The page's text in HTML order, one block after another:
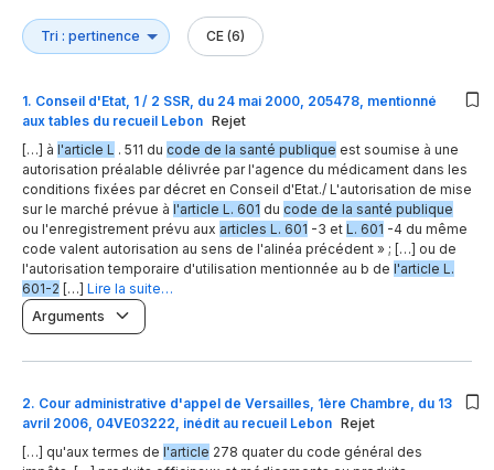
CE (6)
1. Conseil d'Etat, 1 / 2 SSR, du 24 mai 2000, 205478, mentionné
aux tables du recueil Lebon Rejet
[…] à l'article L . 511 du code de la santé publique est soumise à une
autorisation préalable délivrée par l'agence du médicament dans les
conditions fixées par décret en Conseil d'Etat./ L'autorisation de mise
sur le marché prévue à l'article L. 601 du code de la santé publique
ou l'enregistrement prévu aux articles L. 601 -3 et L. 601 -4 du même
code valent autorisation au sens de l'alinéa précédent » ; […] ou de
l'autorisation temporaire d'utilisation mentionnée au b de l'article L.
601-2 […] Lire la suite…
Arguments
2. Cour administrative d'appel de Versailles, 1ère Chambre, du 13
avril 2006, 04VE03222, inédit au recueil Lebon Rejet
[…] qu'aux termes de l'article 278 quater du code général des